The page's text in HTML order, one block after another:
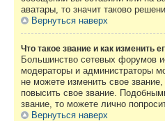
аватары, то значит таково
Вернуться наверх
Что такое звание и как изменить
Большинство сетевых форумов
модераторы и администраторы
не можете изменить свое
повысить свое звание.
звание, то можете лично
Вернуться наверх